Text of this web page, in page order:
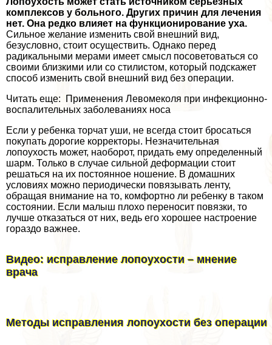
комплексов у больного. Других причин для лечения
нет. Она редко влияет на функционирование уха.
Сильное желание изменить свой внешний вид,
безусловно, стоит осуществить. Однако перед
радикальными мерами имеет смысл посоветоваться со
своими близкими или со стилистом, который подскажет
способ изменить свой внешний вид без операции.
Читать еще: Применения Левомеколя при инфекционно-
воспалительных заболеваниях носа
Если у ребенка торчат уши, не всегда стоит бросаться
покупать дорогие корректоры. Незначительная
лопоухость может, наоборот, придать ему определенный
шарм. Только в случае сильной деформации стоит
решаться на их постоянное ношение. В домашних
условиях можно периодически повязывать ленту,
обращая внимание на то, комфортно ли ребенку в таком
состоянии. Если малыш плохо переносит повязки, то
лучше отказаться от них, ведь его хорошее настроение
гораздо важнее.
Видео: исправление лопоухости – мнение
врача
Методы исправления лопоухости без операции